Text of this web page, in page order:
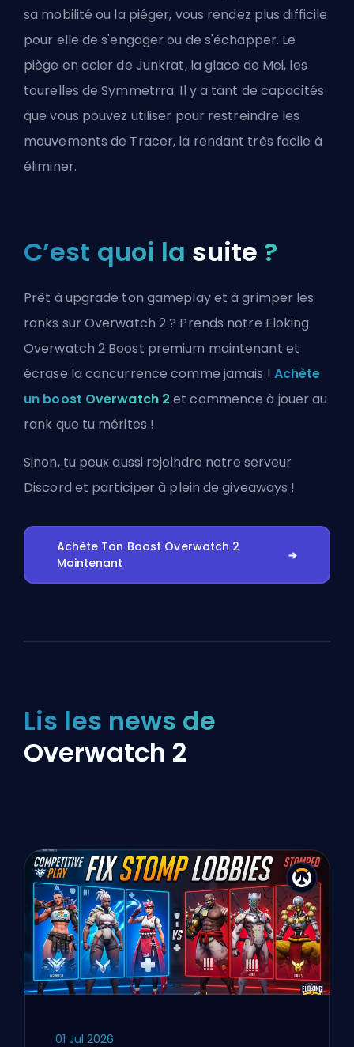
sa mobilité ou la piéger, vous rendez plus difficile
pour elle de s'engager ou de s'échapper. Le
piège en acier de Junkrat, la glace de Mei, les
tourelles de Symmetrra. Il y a tant de capacités
que vous pouvez utiliser pour restreindre les
mouvements de Tracer, la rendant très facile à
éliminer.
C’est quoi la suite ?
Prêt à upgrade ton gameplay et à grimper les
ranks sur Overwatch 2 ? Prends notre Eloking
Overwatch 2 Boost premium maintenant et
écrase la concurrence comme jamais ! Achète
un boost Overwatch 2 et commence à jouer au
rank que tu mérites !
Sinon, tu peux aussi rejoindre notre serveur
Discord et participer à plein de giveaways !
Achète Ton Boost Overwatch 2
Maintenant
Lis les news de
Overwatch 2
01 Jul 2026